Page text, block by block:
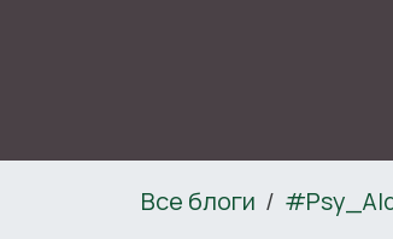
Все блоги